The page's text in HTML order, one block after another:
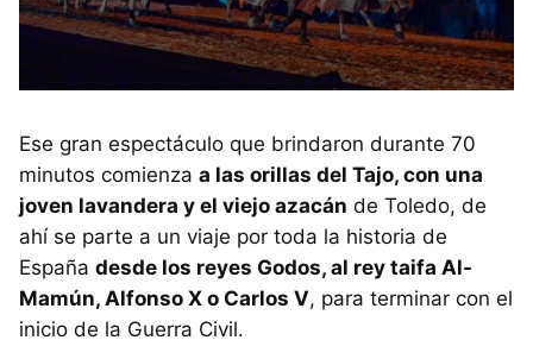
Ese gran espectáculo que brindaron durante 70
minutos comienza a las orillas del Tajo, con una
joven lavandera y el viejo azacán de Toledo, de
ahí se parte a un viaje por toda la historia de
España desde los reyes Godos, al rey taifa Al-
Mamún, Alfonso X o Carlos V, para terminar con el
inicio de la Guerra Civil.